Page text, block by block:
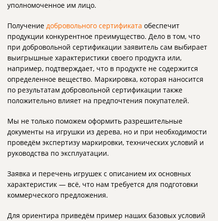
уполномоченное им лицо.
Получение добровольного сертификата обеспечит
продукции конкурентное преимущество. Дело в том, что
при добровольной сертификации заявитель сам выбирает
выигрышные характеристики своего продукта или,
например, подтверждает, что в продукте не содержится
определенное вещество. Маркировка, которая наносится
по результатам добровольной сертификации также
положительно влияет на предпочтения покупателей.
Мы не только поможем оформить разрешительные
документы на игрушки из дерева, но и при необходимости
проведём экспертизу маркировки, технических условий и
руководства по эксплуатации.
Заявка и перечень игрушек с описанием их основных
характеристик — всё, что нам требуется для подготовки
коммерческого предложения.
Для ориентира приведём пример наших базовых условий